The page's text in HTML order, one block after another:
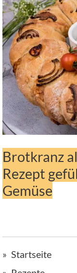
Brotkranz
Rezept
Gemüse
Startseite